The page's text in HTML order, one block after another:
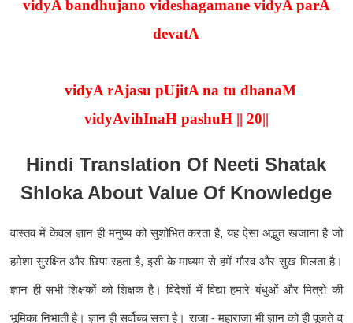
vidyA bandhujano videshagamane vidyA parA
devatA
vidyA rAjasu pUjitA na tu dhanaM
vidyAvihInaH pashuH || 20||
Hindi Translation Of Neeti Shatak
Shloka About Value Of Knowledge
वास्तव में केवल ज्ञान ही मनुष्य को सुशोभित करता है, यह ऐसा अद्भुत खजाना है जो
हमेशा सुरक्षित और छिपा रहता है, इसी के माध्यम से हमें गौरव और सुख मिलता है।
ज्ञान ही सभी शिक्षकों को शिक्षक है। विदेशों में विद्या हमारे बंधुओं और मित्रो की
भूमिका निभाती है। ज्ञान ही सर्वोच्च सत्ता है।राजा - महाराजा भी ज्ञान को ही पूजते व्